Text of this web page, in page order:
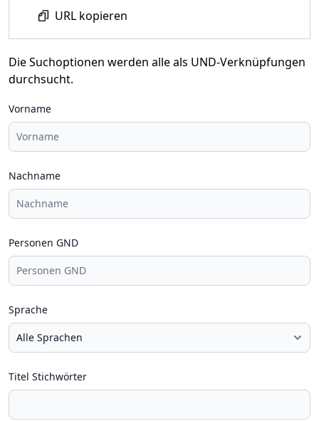
URL kopieren
Die Suchoptionen werden alle als UND-Verknüpfungen
durchsucht.
Vorname
Nachname
Personen GND
Sprache
Titel Stichwörter